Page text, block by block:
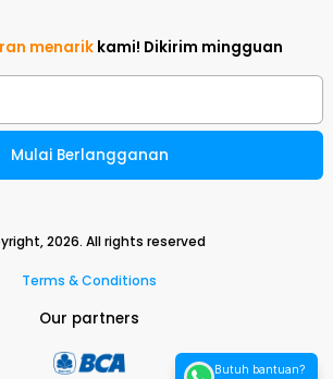
menarik kami! Dikirim mingguan
Mulai Berlangganan
2026. All rights reserved
Terms & Conditions
Our partners
Butuh bantuan?